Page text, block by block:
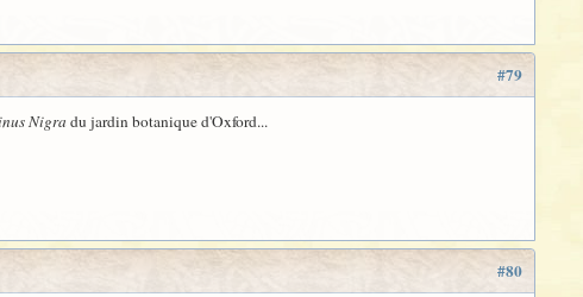
#79
Nigra du jardin botanique d'Oxford...
#80